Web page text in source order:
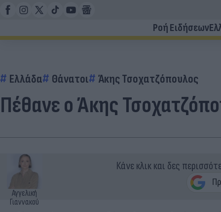
Ροή Ειδήσεων
Ελλάδα Θάνατοι Άκης Τσοχατζόπουλος
Πέθανε ο Άκης
Αγγελική
Γιαννακού
Κάνε κλικ και δες